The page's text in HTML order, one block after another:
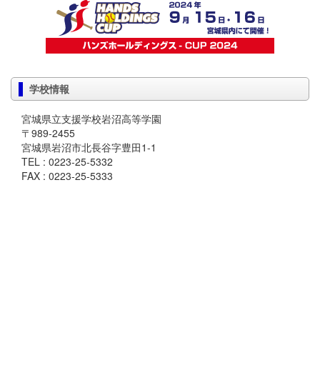
学校情報
宮城県立支援学校岩沼高等学園
〒989-2455
宮城県岩沼市北長谷字豊田1-1
TEL : 0223-25-5332
FAX : 0223-25-5333